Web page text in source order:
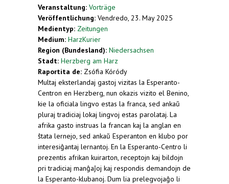
Veranstaltung: Vorträge
Veröffentlichung: Vendredo, 23. May 2025
Medientyp: Zeitungen
Medium: HarzKurier
Region (Bundesland): Niedersachsen
Stadt: Herzberg am Harz
Raportita de: Zsófia Kóródy
Multaj eksterlandaj gastoj vizitas la Esperanto-
Centron en Herzberg, nun okazis vizito el Benino,
kie la oficiala lingvo estas la franca, sed ankaŭ
pluraj tradiciaj lokaj lingvoj estas parolataj. La
afrika gasto instruas la francan kaj la anglan en
ŝtata lernejo, sed ankaŭ Esperanton en klubo por
interesiĝantaj lernantoj. En la Esperanto-Centro li
prezentis afrikan kuirarton, receptojn kaj bildojn
pri tradiciaj manĝaĵoj kaj respondis demandojn de
la Esperanto-klubanoj. Dum lia prelegvojaĝo li